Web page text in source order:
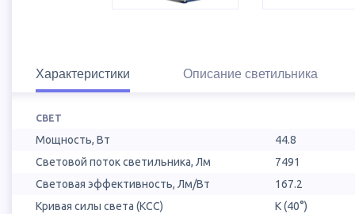
Характеристики Описание светильника
СВЕТ
Мощность, Вт
44.8
Световой поток светильника, Лм
7491
Световая эффективность, Лм/Вт
167.2
Кривая силы света (КСС)
К (40°)